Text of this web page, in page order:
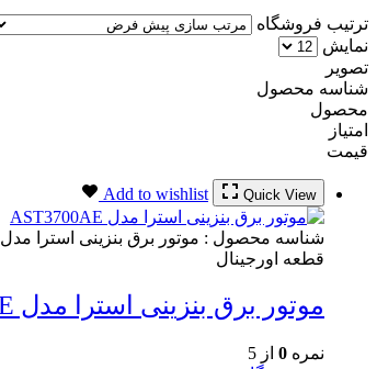
ترتیب فروشگاه
نمایش
تصویر
شناسه محصول
محصول
امتیاز
قیمت
Quick View
Add to wishlist
شناسه محصول : موتور برق بنزینی استرا مدل AST3700AE
قطعه اورجینال
موتور برق بنزینی استرا مدل AST3700AE
نمره 0 از 5